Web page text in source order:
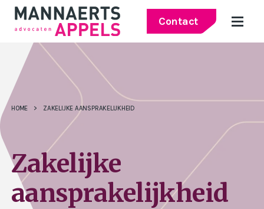
Contact
HOME > ZAKELIJKE AANSPRAKELIJKHEID
Zakelijke
aansprakelijkheid